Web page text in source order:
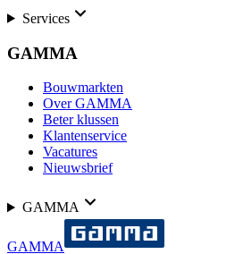
Services
GAMMA
Bouwmarkten
Over GAMMA
Beter klussen
Klantenservice
Vacatures
Nieuwsbrief
GAMMA
GAMMA